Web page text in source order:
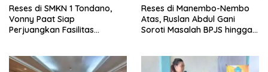
n
g
b
a
y
a
n
g
u
)
Reses di SMKN 1 Tondano,
Vonny Paat Siap
Perjuangkan Fasilitas
Reses di Manembo-Nembo
Atas, Ruslan Abdul Gani
Soroti Masalah BPJS hingga